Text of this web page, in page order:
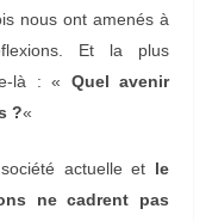
nous ont amenés à
Et la plus
là : « Quel avenir
?«
actuelle et le
ne cadrent pas